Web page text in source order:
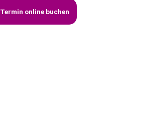
Termin online buchen